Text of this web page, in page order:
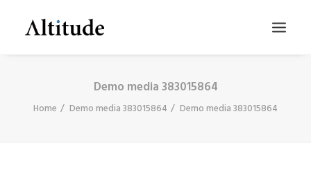
Demo media 383015864
Home Demo media 383015864 Demo media 383015864